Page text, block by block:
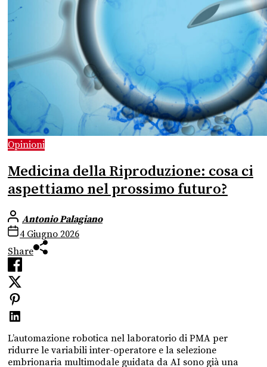
Opinioni
Medicina della Riproduzione: cosa ci
aspettiamo nel prossimo futuro?
Antonio Palagiano
4 Giugno 2026
Share
L’automazione robotica nel laboratorio di PMA per
ridurre le variabili inter-operatore e la selezione
embrionaria multimodale guidata da AI sono già una